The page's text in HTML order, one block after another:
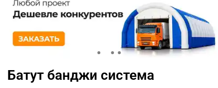
Батут банджи система